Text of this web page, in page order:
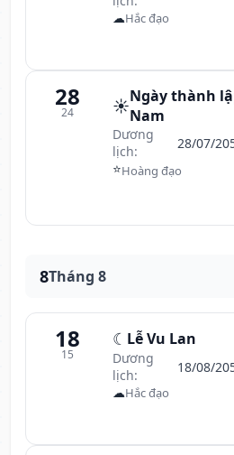
☁Hắc đạo
28
24 ☀️Ngày thành
Nam
Dương
lịch:
28/07/
⭐Hoàng đạo
8Tháng 8
18
15
☾ Lễ Vu Lan
Dương
lịch:
18/08/
☁Hắc đạo